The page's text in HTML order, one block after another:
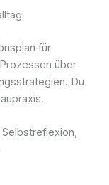
für
über
Du